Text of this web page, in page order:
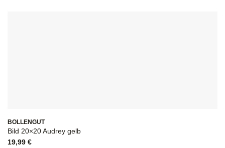
BOLLENGUT
Bild 20×20 Audrey gelb
19,99 €